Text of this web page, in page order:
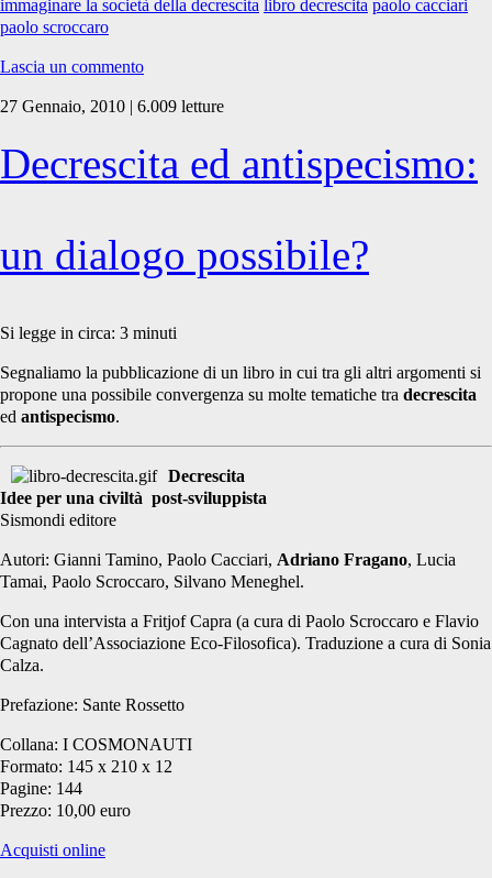
immaginare la società della decrescita libro decrescita paolo cacciari
paolo scroccaro
Lascia un commento
27 Gennaio, 2010 | 6.009 letture
Decrescita ed antispecismo:
un dialogo possibile?
Si legge in circa: 3 minuti
Segnaliamo la pubblicazione di un libro in cui tra gli altri argomenti si
propone una possibile convergenza su molte tematiche tra decrescita
ed antispecismo.
Decrescita
Idee per una civiltà post-sviluppista
Sismondi editore
Autori: Gianni Tamino, Paolo Cacciari, Adriano Fragano, Lucia
Tamai, Paolo Scroccaro, Silvano Meneghel.
Con una intervista a Fritjof Capra (a cura di Paolo Scroccaro e Flavio
Cagnato dell’Associazione Eco-Filosofica). Traduzione a cura di Sonia
Calza.
Prefazione: Sante Rossetto
Collana: I COSMONAUTI
Formato: 145 x 210 x 12
Pagine: 144
Prezzo: 10,00 euro
Acquisti online